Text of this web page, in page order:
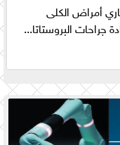
أمراض الكلى
جراحات البروستاتا...